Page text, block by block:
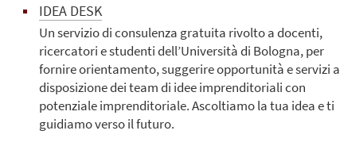
IDEA DESK
Un servizio di consulenza gratuita rivolto a docenti,
ricercatori e studenti dell’Università di Bologna, per
fornire orientamento, suggerire opportunità e servizi a
disposizione dei team di idee imprenditoriali con
potenziale imprenditoriale. Ascoltiamo la tua idea e ti
guidiamo verso il futuro.